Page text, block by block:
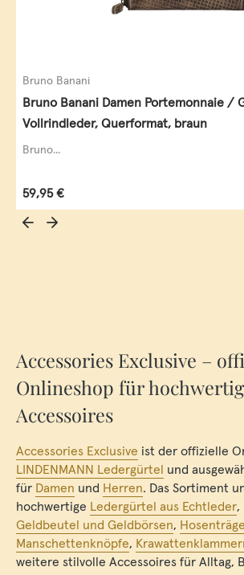
Bruno Banani
Bruno Banani Damen Portemonnaie /
Vollrindleder, Querformat, braun
Bruno...
Regulärer Preis:
59,95 €
Accessories Exclusive –
Onlineshop für
Accessoires
Accessories Exclusive ist der offizielle
LINDENMANN Ledergürtel und
für Damen und Herren. Das Sortiment
hochwertige Ledergürtel aus Echtleder,
Geldbeutel und Geldbörsen,
Manschettenknöpfe,
weitere stilvolle Accessoires für Alltag,